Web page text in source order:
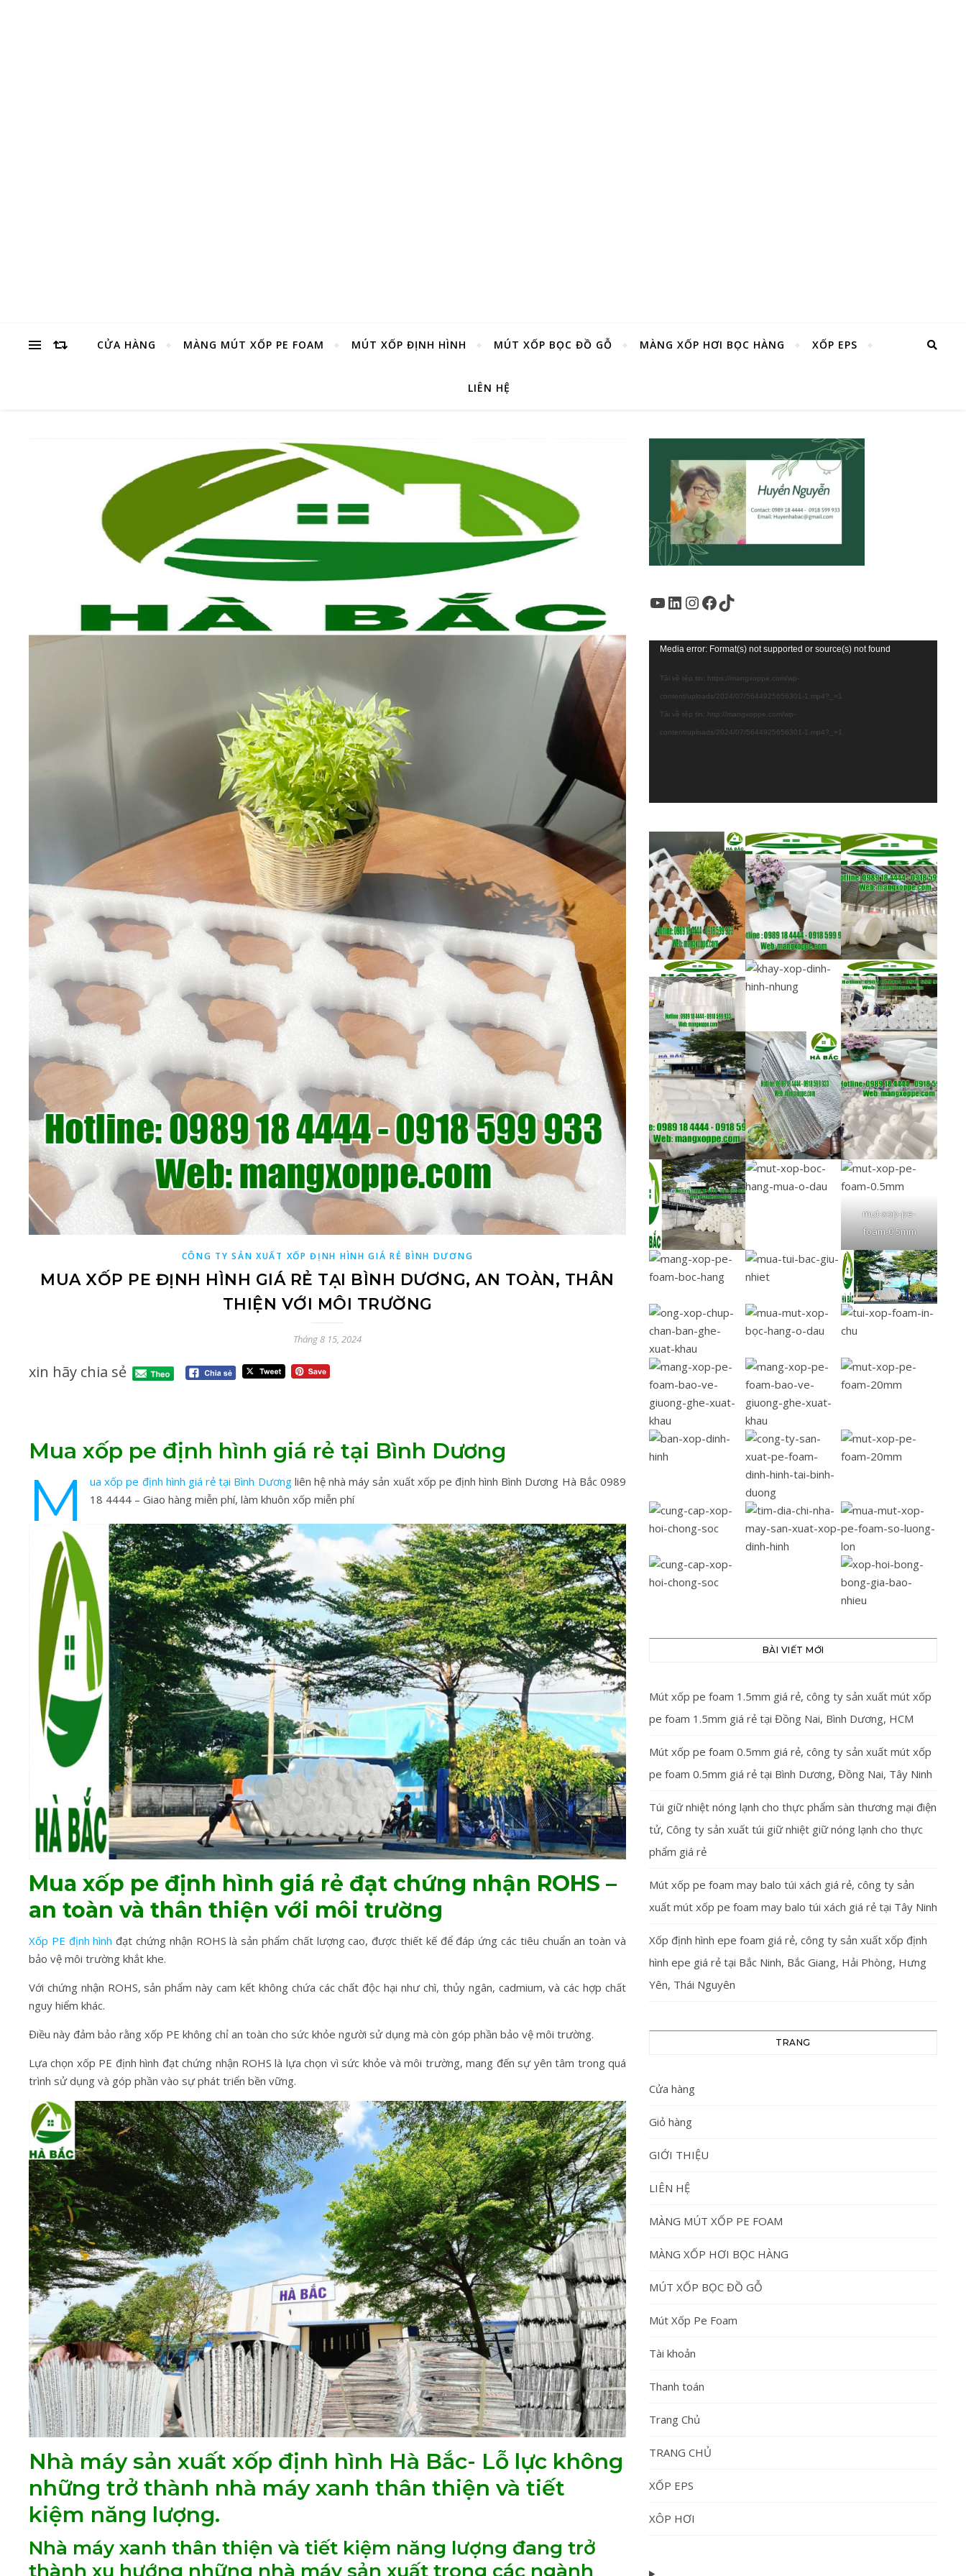
CỬA HÀNG MÀNG MÚT XỐP PE FOAM MÚT XỐP ĐỊNH HÌNH MÚT XỐP BỌC ĐỒ GỖ MÀNG XỐP HƠI BỌC HÀNG XỐP EPS
LIÊN HỆ
CÔNG TY SẢN XUẤT XỐP ĐỊNH HÌNH GIÁ RẺ BÌNH DƯƠNG
MUA XỐP PE ĐỊNH HÌNH GIÁ RẺ TẠI BÌNH DƯƠNG, AN TOÀN, THÂN
THIỆN VỚI MÔI TRƯỜNG
Tháng 8 15, 2024
xin hãy chia sẻ
Rate
this
post
Mua xốp pe định hình giá rẻ tại Bình Dương
M ua xốp pe định hình giá rẻ tại Bình Dươngliên hệ nhà máy sản xuất xốp pe định hình Bình Dương Hà Bắc 0989
18 4444 – Giao hàng miễn phí, làm khuôn xốp miễn phí
Mua xốp pe định hình giá rẻ đạt chứng nhận ROHS –
an toàn và thân thiện với môi trường
Xốp PE định hình đạt chứng nhận ROHS là sản phẩm chất lượng cao, được thiết kế để đáp ứng các tiêu chuẩn an toàn và
bảo vệ môi trường khắt khe.
Với chứng nhận ROHS, sản phẩm này cam kết không chứa các chất độc hại như chì, thủy ngân, cadmium, và các hợp chất
nguy hiểm khác.
Điều này đảm bảo rằng xốp PE không chỉ an toàn cho sức khỏe người sử dụng mà còn góp phần bảo vệ môi trường.
Lựa chọn xốp PE định hình đạt chứng nhận ROHS là lựa chọn vì sức khỏe và môi trường, mang đến sự yên tâm trong quá
trình sử dụng và góp phần vào sự phát triển bền vững.
Nhà máy sản xuất xốp định hình Hà Bắc- Lỗ lực không
những trở thành nhà máy xanh thân thiện và tiết
kiệm năng lượng.
Nhà máy xanh thân thiện và tiết kiệm năng lượng đang trở
thành xu hướng những nhà máy sản xuất trong các ngành
Youtube
LinkedIn
Instagram
Facebook
TikTok
Trình
Video
Media error: Format(s) not supported or source(s) not found
Tải về tệp tin: https://mangxoppe.com/wp-
content/uploads/2024/07/5644925656301-1.mp4?_=1
Tải về tệp tin: http://mangxoppe.com/wp-
content/uploads/2024/07/5644925656301-1.mp4?_=1
mut-xop-pe-
foam-0.5mm
BÀI VIẾT MỚI
Mút xốp pe foam 1.5mm giá rẻ, công ty sản xuất mút xốp
pe foam 1.5mm giá rẻ tại Đồng Nai, Bình Dương, HCM
Mút xốp pe foam 0.5mm giá rẻ, công ty sản xuất mút xốp
pe foam 0.5mm giá rẻ tại Bình Dương, Đồng Nai, Tây Ninh
Túi giữ nhiệt nóng lạnh cho thực phẩm sàn thương mại điện
tử, Công ty sản xuất túi giữ nhiệt giữ nóng lạnh cho thực
phẩm giá rẻ
Mút xốp pe foam may balo túi xách giá rẻ, công ty sản
xuất mút xốp pe foam may balo túi xách giá rẻ tại Tây Ninh
Xốp định hình epe foam giá rẻ, công ty sản xuất xốp định
hình epe giá rẻ tại Bắc Ninh, Bắc Giang, Hải Phòng, Hưng
Yên, Thái Nguyên
TRANG
Cửa hàng
Giỏ hàng
GIỚI THIỆU
LIÊN HỆ
MÀNG MÚT XỐP PE FOAM
MÀNG XỐP HƠI BỌC HÀNG
MÚT XỐP BỌC ĐỒ GỖ
Mút Xốp Pe Foam
Tài khoản
Thanh toán
Trang Chủ
TRANG CHỦ
XỐP EPS
XÔP HƠI